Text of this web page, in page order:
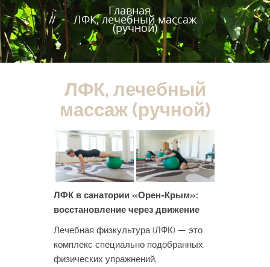
Главная
ЛФК, лечебный массаж
(ручной)
ЛФК, лечебный
массаж (ручной)
ЛФК в санатории «Орен-Крым»:
восстановление через движение
Лечебная физкультура (ЛФК) — это
комплекс специально подобранных
физических упражнений,